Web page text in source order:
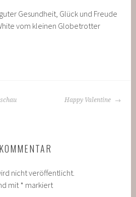
Gesundheit, Glück und Freude
vom kleinen Globetrotter
Happy Valentine
nicht veröffentlicht.
mit * markiert